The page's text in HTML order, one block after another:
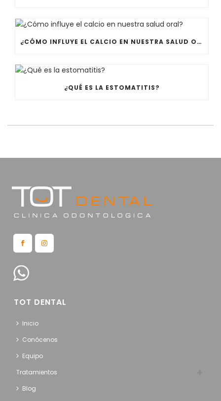
¿CÓMO INFLUYE EL CALCIO EN NUESTRA SALUD ORAL?
¿QUÉ ES LA ESTOMATITIS?
TOT DENTAL
Inicio
Conócenos
Equipo
Tratamientos
Blog